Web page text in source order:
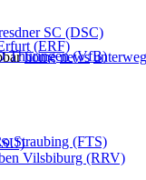
home news